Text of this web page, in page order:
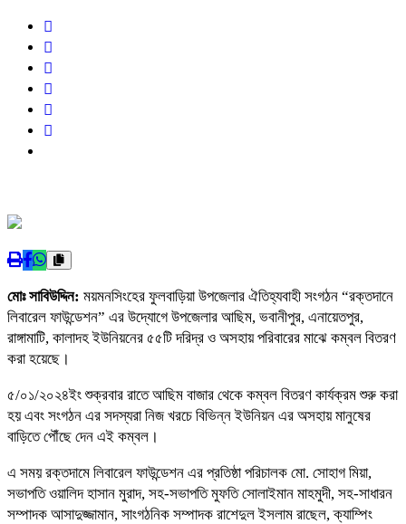
মোঃ সাবিউদ্দিন: ময়মনসিংহের ফুলবাড়িয়া উপজেলার ঐতিহ্যবাহী সংগঠন “রক্তদানে
লিবারেল ফাউন্ডেশন” এর উদ্যোগে উপজেলার আছিম, ভবানীপুর, এনায়েতপুর,
রাঙ্গামাটি, কালাদহ ইউনিয়নের ৫৫টি দরিদ্র ও অসহায় পরিবারের মাঝে কম্বল বিতরণ
করা হয়েছে।
৫/০১/২০২৪ইং শুক্রবার রাতে আছিম বাজার থেকে কম্বল বিতরণ কার্যক্রম শুরু করা
হয় এবং সংগঠন এর সদস্যরা নিজ খরচে বিভিন্ন ইউনিয়ন এর অসহায় মানুষের
বাড়িতে পৌঁছে দেন এই কম্বল।
এ সময় রক্তদামে লিবারেল ফাউন্ডেশন এর প্রতিষ্ঠা পরিচালক মো. সোহাগ মিয়া,
সভাপতি ওয়ালিদ হাসান মুরাদ, সহ-সভাপতি মুফতি সোলাইমান মাহমুদী, সহ-সাধারন
সম্পাদক আসাদুজ্জামান, সাংগঠনিক সম্পাদক রাশেদুল ইসলাম রাছেল, ক্যাম্পিং